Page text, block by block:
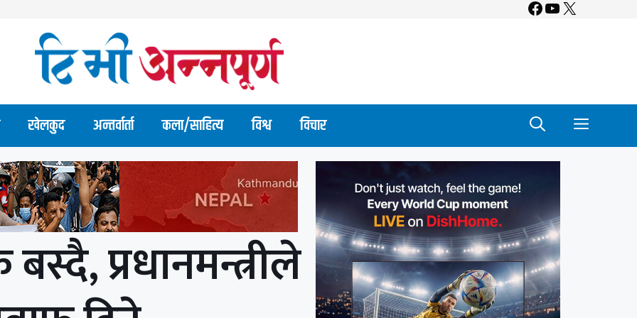
Facebook
YouTube
X
खेलकुद अन्तर्वार्ता कला/साहित्य विश्व विचार
प्रधानमन्त्रीले